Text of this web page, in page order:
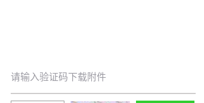
请输入验证码下载附件